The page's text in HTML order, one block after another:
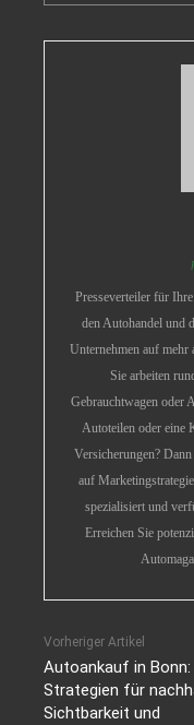
Presseverteiler für
den Autohandel und
Unternehmen auf mehr
Sie arbeiten
Gebrauchtwagen oder
Autoteilen oder eine
Versicherungen?
auf
spezialisiert und
Erreichen Sie
Vorheriger Artikel
Autoankauf in Bonn:
Strategien für
Sichtbarkeit und